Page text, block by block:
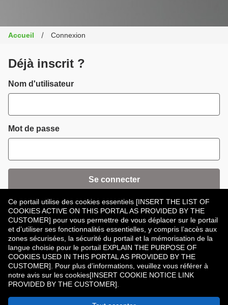
Ce portail utilise des cookies essentiels [INSERT THE LIST OF
COOKIES ACTIVE ON THIS PORTAL AS PROVIDED BY THE
CUSTOMER] pour vous permettre de vous déplacer sur le portail
et d’utiliser ses fonctionnalités essentielles, y compris l’accès aux
zones sécurisées, la sécurité du portail et la mémorisation de la
langue choisie pour le portail EXPLAIN THE PURPOSE OF
COOKIES USED IN THIS PORTAL AS PROVIDED BY THE
CUSTOMER]. Pour plus d’informations, veuillez vous référer à
notre avis sur les cookies[INSERT COOKIE NOTICE LINK
PROVIDED BY THE CUSTOMER].
Accueil Connexion
Déjà inscrit ?
Connexion
Nom d'utilisateur
Mot de passe
Se connecter
Mot de passe oublié ?
Vous n’avez pas de compte ?Enregistrer